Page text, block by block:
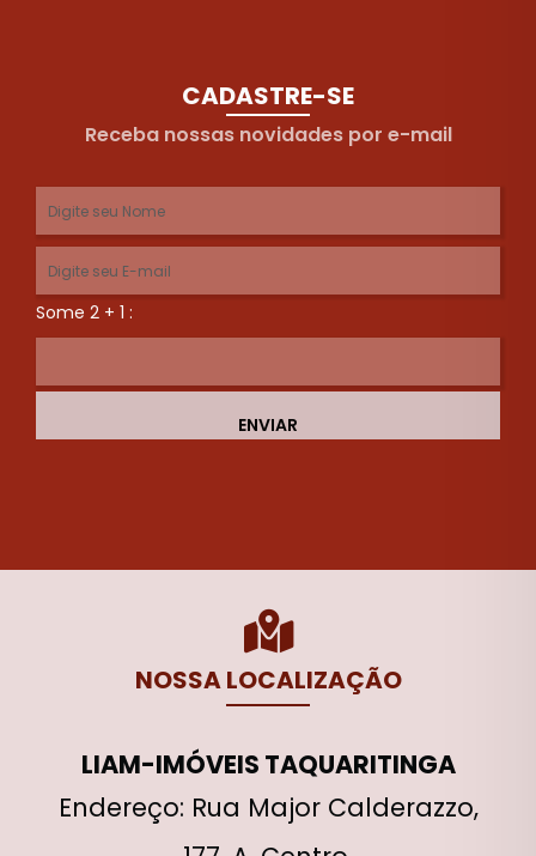
CADASTRE-SE
Receba nossas novidades por e-mail
Some 2 + 1 :
ENVIAR
NOSSA LOCALIZAÇÃO
LIAM-IMÓVEIS TAQUARITINGA
Endereço: Rua Major Calderazzo,